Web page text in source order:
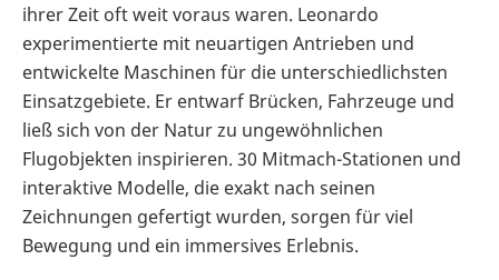
ihrer Zeit oft weit voraus waren. Leonardo
experimentierte mit neuartigen Antrieben und
entwickelte Maschinen für die unterschiedlichsten
Einsatzgebiete. Er entwarf Brücken, Fahrzeuge und
ließ sich von der Natur zu ungewöhnlichen
Flugobjekten inspirieren. 30 Mitmach-Stationen und
interaktive Modelle, die exakt nach seinen
Zeichnungen gefertigt wurden, sorgen für viel
Bewegung und ein immersives Erlebnis.